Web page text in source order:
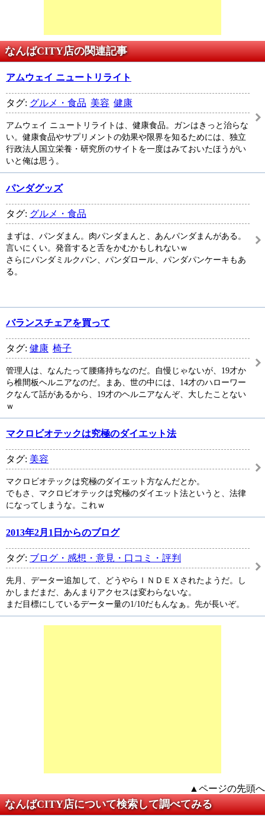
なんばCITY店の関連記事
アムウェイ ニュートリライト
タグ: グルメ・食品 美容 健康
アムウェイ ニュートリライトは、健康食品。ガンはきっと治らな
い。健康食品やサプリメントの効果や限界を知るためには、独立
行政法人国立栄養・研究所のサイトを一度はみておいたほうがい
いと俺は思う。
パンダグッズ
タグ: グルメ・食品
まずは、パンダまん。肉パンダまんと、あんパンダまんがある。
言いにくい。発音すると舌をかむかもしれないｗ
さらにパンダミルクパン、パンダロール、パンダパンケーキもあ
る。
バランスチェアを買って
タグ: 健康 椅子
管理人は、なんたって腰痛持ちなのだ。自慢じゃないが、19才か
ら椎間板ヘルニアなのだ。まあ、世の中には、14才のハローワー
クなんて話があるから、19才のヘルニアなんぞ、大したことない
ｗ
マクロビオテックは究極のダイエット法
タグ: 美容
マクロビオテックは究極のダイエット方なんだとか。
でもさ、マクロビオテックは究極のダイエット法というと、法律
になってしまうな。これｗ
2013年2月1日からのブログ
タグ: ブログ・感想・意見・口コミ・評判
先月、データー追加して、どうやらＩＮＤＥＸされたようだ。し
かしまだまだ、あんまりアクセスは変わらないな。
まだ目標にしているデーター量の1/10だもんなぁ。先が長いぞ。
▲ページの先頭へ
なんばCITY店について検索して調べてみる